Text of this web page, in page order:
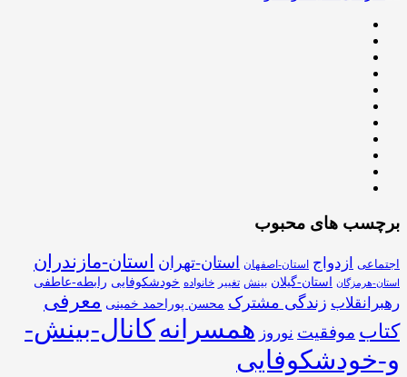
برچسب های محبوب
اجتماعی ازدواج استان-اصفهان استان-تهران استان-مازندران
استان-هرمزگان استان-گیلان بینش تغییر خانواده خودشکوفایی رابطه-عاطفی
رهبرانقلاب زندگی مشترک محسن پوراحمد خمینی معرفی
کتاب موفقیت نوروز همسرانهکانال-بینش-
و-خودشکوفایی